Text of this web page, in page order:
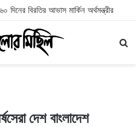
দিনের বিরতির আভাস মার্কিন অর্থমন্ত্রীর
দেশ বাংলাদেশ